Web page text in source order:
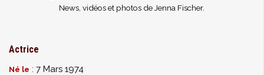
News, vidéos et photos de Jenna Fischer.
Actrice
Né le : 7 Mars 1974